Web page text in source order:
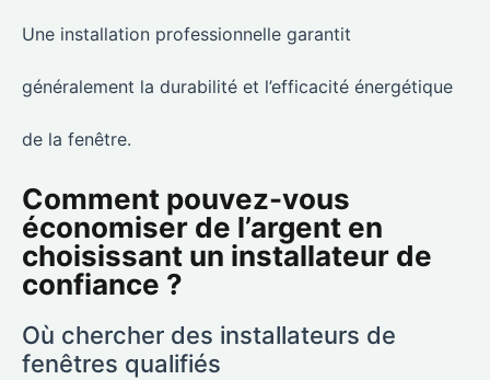
Une installation professionnelle garantit
généralement la durabilité et l’efficacité énergétique
de la fenêtre.
Comment pouvez-vous
économiser de l’argent en
choisissant un installateur de
confiance ?
Où chercher des installateurs de
fenêtres qualifiés